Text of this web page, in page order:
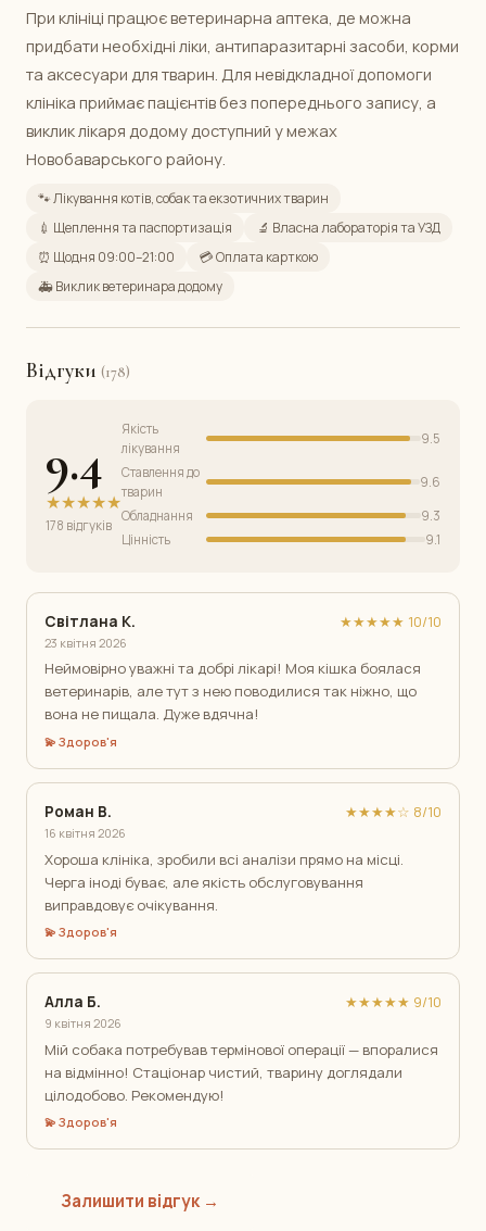
При клініці працює ветеринарна аптека, де можна
придбати необхідні ліки, антипаразитарні засоби, корми
та аксесуари для тварин. Для невідкладної допомоги
клініка приймає пацієнтів без попереднього запису, а
виклик лікаря додому доступний у межах
Новобаварського району.
🐾 Лікування котів, собак та екзотичних тварин
💉 Щеплення та паспортизація
🔬 Власна лабораторія та УЗД
⏰ Щодня 09:00–21:00
💳 Оплата карткою
🚑 Виклик ветеринара додому
Відгуки (178)
9.4
★★★★★
178 відгуків
Якість
лікування
9.5
Ставлення до
тварин
9.6
Обладнання
9.3
Цінність
9.1
Світлана К.
23 квітня 2026
★★★★★ 10/10
Неймовірно уважні та добрі лікарі! Моя кішка боялася
ветеринарів, але тут з нею поводилися так ніжно, що
вона не пищала. Дуже вдячна!
💫 Здоров'я
Роман В.
16 квітня 2026
★★★★☆ 8/10
Хороша клініка, зробили всі аналізи прямо на місці.
Черга іноді буває, але якість обслуговування
виправдовує очікування.
💫 Здоров'я
Алла Б.
9 квітня 2026
★★★★★ 9/10
Мій собака потребував термінової операції — впоралися
на відмінно! Стаціонар чистий, тварину доглядали
цілодобово. Рекомендую!
💫 Здоров'я
Залишити відгук →